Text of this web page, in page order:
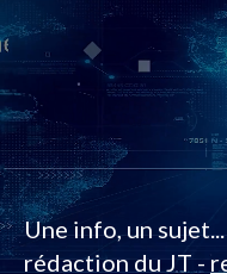
Une info, un
rédaction du JT -